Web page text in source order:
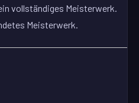
vollständiges Meisterwerk.
Meisterwerk.